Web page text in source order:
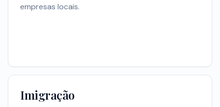
empresas locais.
Imigração